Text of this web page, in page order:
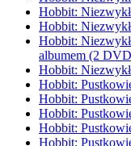
Hobbit:
Hobbit:
Hobbit:
albumem (2
Hobbit:
Hobbit:
Hobbit:
Hobbit:
Hobbit:
Hobbit: